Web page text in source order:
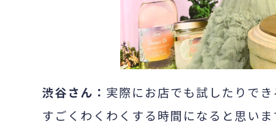
渋谷さん： 実際にお店でも試したりで
すごくわくわくする時間になると思いま